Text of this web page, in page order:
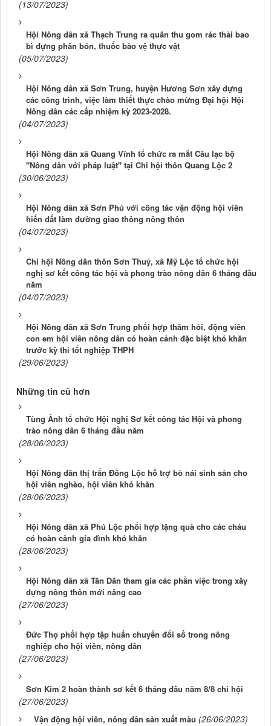
(13/07/2023)
Hội Nông dân xã Thạch Trung ra quân thu gom rác thải bao
bì đựng phân bón, thuốc bảo vệ thực vật
(05/07/2023)
Hội Nông dân xã Sơn Trung, huyện Hương Sơn xây dựng
các công trình, việc làm thiết thực chào mừng Đại hội Hội
Nông dân các cấp nhiệm kỳ 2023-2028.
(04/07/2023)
Hội Nông dân xã Quang Vĩnh tổ chức ra mắt Câu lạc bộ
"Nông dân với pháp luật" tại Chi hội thôn Quang Lộc 2
(30/06/2023)
Hội Nông dân xã Sơn Phú với công tác vận động hội viên
hiến đất làm đường giao thông nông thôn
(04/07/2023)
Chi hội Nông dân thôn Sơn Thuỷ, xã Mỹ Lộc tổ chức hội
nghị sơ kết công tác hội và phong trào nông dân 6 tháng đầu
năm
(04/07/2023)
Hội Nông dân xã Sơn Trung phối hợp thăm hỏi, động viên
con em hội viên nông dân có hoàn cảnh đặc biệt khó khăn
trước kỳ thi tốt nghiệp THPH
(29/06/2023)
Những tin cũ hơn
Tùng Ảnh tổ chức Hội nghị Sơ kết công tác Hội và phong
trào nông dân 6 tháng đầu năm
(28/06/2023)
Hội Nông dân thị trấn Đồng Lộc hỗ trợ bò nái sinh sản cho
hội viên nghèo, hội viên khó khăn
(28/06/2023)
Hội Nông dân xã Phú Lộc phối hợp tặng quà cho các cháu
có hoàn cảnh gia đình khó khăn
(28/06/2023)
Hội Nông dân xã Tân Dân tham gia các phần việc trong xây
dựng nông thôn mới nâng cao
(27/06/2023)
Đức Thọ phối hợp tập huấn chuyển đổi số trong nông
nghiệp cho hội viên, nông dân
(27/06/2023)
Sơn Kim 2 hoàn thành sơ kết 6 tháng đầu năm 8/8 chi hội
(27/06/2023)
Vận động hội viên, nông dân sản xuất màu (26/06/2023)